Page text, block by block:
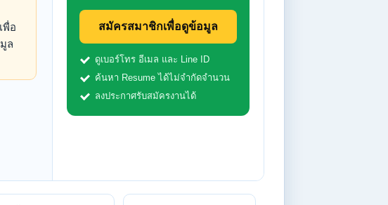
พื่อ
ล
สมัครสมาชิกเพื่อดูข้อมูล
ดูเบอร์โทร อีเมล และ Line ID
ค้นหา Resume ได้ไม่จำกัดจำนวน
ลงประกาศรับสมัครงานได้